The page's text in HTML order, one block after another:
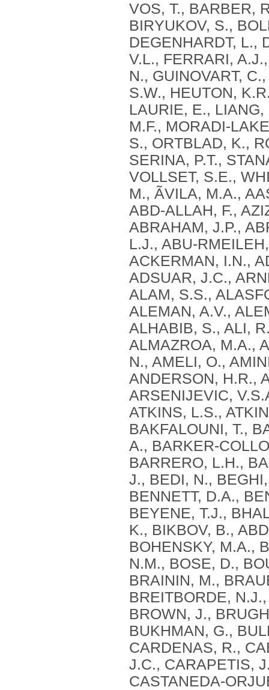
VOS, T., BARBER,
BIRYUKOV, S.,
DEGENHARDT, L.,
V.L., FERRARI,
N., GUINOVART,
S.W., HEUTON,
LAURIE, E.,
M.F., MORADI-
S., ORTBLAD, K.,
SERINA, P.T.,
VOLLSET, S.E.,
M., ÃVILA, M.A.,
ABD-ALLAH, F.,
ABRAHAM, J.P.,
L.J., ABU-
ACKERMAN, I.N.,
ADSUAR, J.C.,
ALAM, S.S.,
ALEMAN, A.V.,
ALHABIB, S., ALI,
ALMAZROA, M.A.,
N., AMELI, O.,
ANDERSON, H.R.,
ARSENIJEVIC,
ATKINS, L.S.,
BAKFALOUNI, T.,
A., BARKER-
BARRERO, L.H.,
J., BEDI, N.,
BENNETT, D.A.,
BEYENE, T.J.,
K., BIKBOV, B.,
BOHENSKY, M.A.,
N.M., BOSE, D.,
BRAININ, M.,
BREITBORDE,
BROWN, J.,
BUKHMAN, G.,
CARDENAS, R.,
J.C., CARAPETIS,
CASTANEDA-